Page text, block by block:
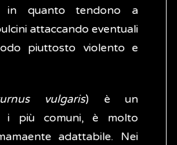
in quanto tendono a
attaccando eventuali
piuttosto violento e
vulgaris) è un
i più comuni, è molto
adattabile. Nei